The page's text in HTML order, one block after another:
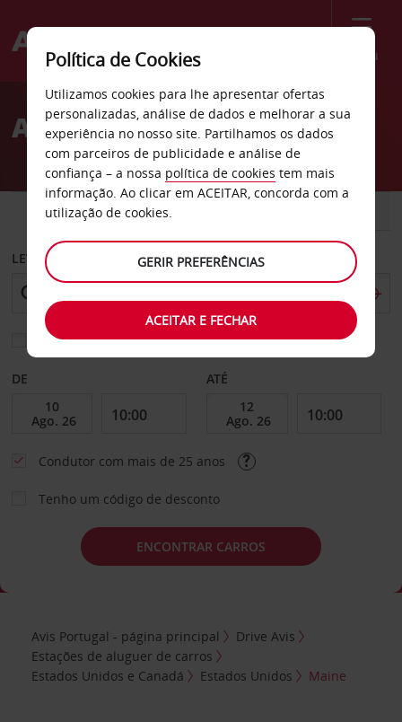
Menu
Welcome
AvisAluguer de carros Maine
CARRO
LEVANTAR EM
Escolher uma estação de devolução diferente
DE ATÉ
Condutor com mais de 25 anos
Tenho um código de desconto
ENCONTRAR CARROS
Avis Portugal - página principal
Drive Avis
Estações de aluguer de carros
Estados Unidos e Canadá
Estados Unidos Maine
Política de Cookies
Utilizamos cookies para lhe apresentar ofertas
personalizadas, análise de dados e melhorar a sua
experiência no nosso site. Partilhamos os dados
com parceiros de publicidade e análise de
confiança – a nossa política de cookies tem mais
informação. Ao clicar em ACEITAR, concorda com a
utilização de cookies.
GERIR PREFERÊNCIAS
ACEITAR E FECHAR